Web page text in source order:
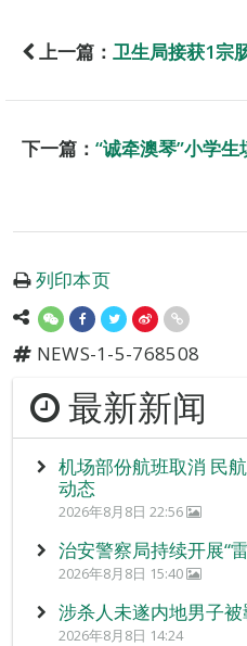
上一篇： 卫生局接获1宗
下一篇： “诚牵澳琴”小学
列印本页
NEWS-1-5-768508
最新新闻
机场部份航班取消 民
动态
2026年8月8日 22:56
治安警察局持续开展“
2026年8月8日 15:40
涉杀人未遂内地男子被
2026年8月8日 14:24